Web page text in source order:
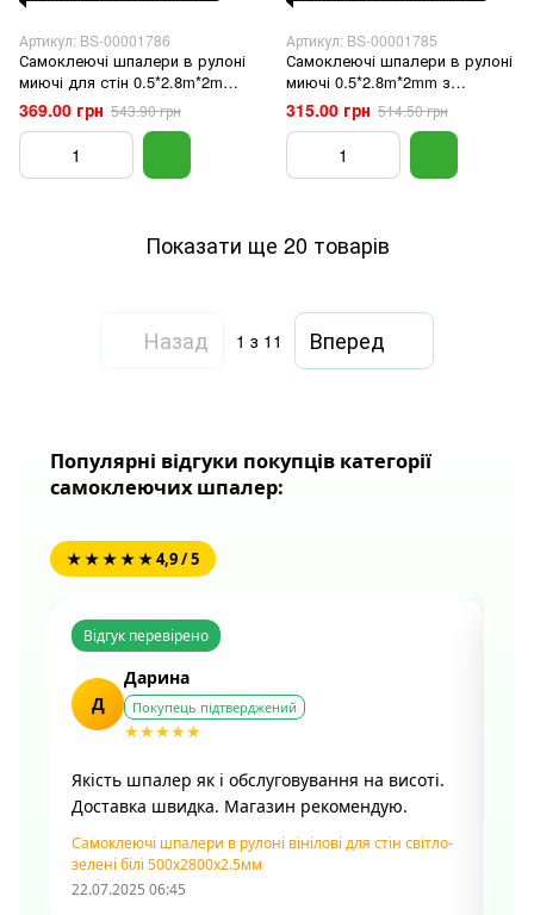
Артикул: BS-00001786
Самоклеючі шпалери в рулоні
миючі для стін 0.5*2.8m*2mm
з фольгованою
термоізоляцією, декоративні
та водостійкі
369.00 грн 543.90 грн
Артикул: BS-00001785
Самоклеючі шпалери в рулоні
миючі 0.5*2.8m*2mm з
фольгованою
термоізоляцією, декоративні
та водостійкі
315.00 грн 514.50 грн
Показати ще 20 товарів
Назад 1 з 11 Вперед
Популярні відгуки покупців категорії
самоклеючих шпалер:
★ ★ ★ ★ ★ 4,9 / 5
Відгук перевірено
Д
Дарина
Покупець підтверджений
★★★★★
Якість шпалер як і обслуговування на висоті.
Доставка швидка. Магазин рекомендую.
Самоклеючі шпалери в рулоні вінілові для стін світло-
зелені білі 500х2800х2.5мм
22.07.2025 06:45